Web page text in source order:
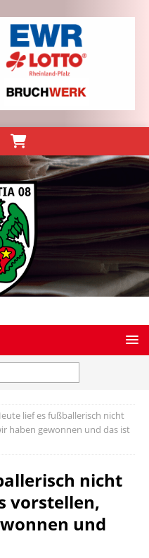
lief es fußballerisch nicht
haben gewonnen und das ist
nicht
vorstellen,
und